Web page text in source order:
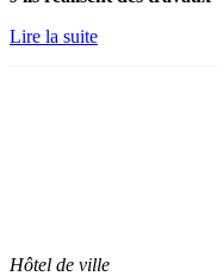
Lire la suite
Hôtel de ville